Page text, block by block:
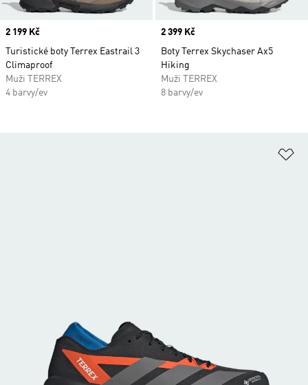
Price
2 199 Kč
Turistické boty Terrex Eastrail 3
Climaproof
Muži TERREX
4 barvy/ev
Price
2 399 Kč
Boty Terrex Skychaser Ax5
Hiking
Muži TERREX
8 barvy/ev